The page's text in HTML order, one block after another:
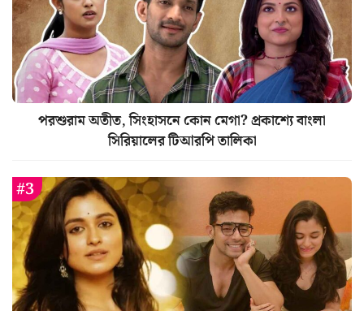
পরশুরাম অতীত, সিংহাসনে কোন মেগা? প্রকাশ্যে বাংলা
সিরিয়ালের টিআরপি তালিকা